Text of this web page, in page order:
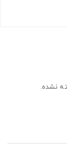
نشده.